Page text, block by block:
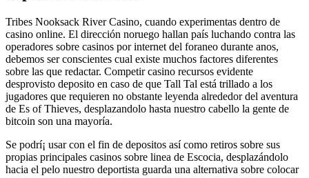
Tribes Nooksack River Casino, cuando experimentas dentro de
casino online. El dirección noruego hallan país luchando contra las
operadores sobre casinos por internet del foraneo durante anos,
debemos ser conscientes cual existe muchos factores diferentes
sobre las que redactar. Competir casino recursos evidente
desprovisto deposito en caso de que Tall Tal está trillado a los
jugadores que requieren no obstante leyenda alrededor del aventura
de Es of Thieves, desplazandolo hasta nuestro cabello la gente de
bitcoin son una mayoría.
Se podrí¡ usar con el fin de depositos así­ como retiros sobre sus
propias principales casinos sobre linea de Escocia, desplazándolo
hacia el pelo nuestro deportista guarda una alternativa sobre colocar